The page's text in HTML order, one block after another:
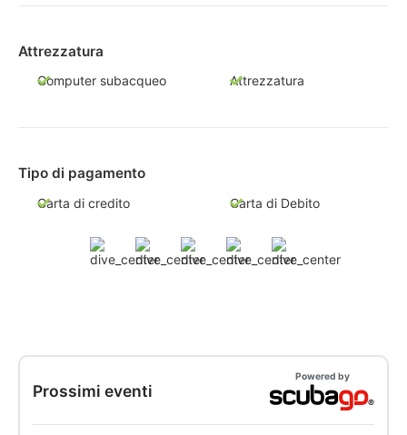
Attrezzatura
Computer subacqueo Attrezzatura
Tipo di pagamento
Carta di credito Carta di Debito
Prossimi eventi
Powered by